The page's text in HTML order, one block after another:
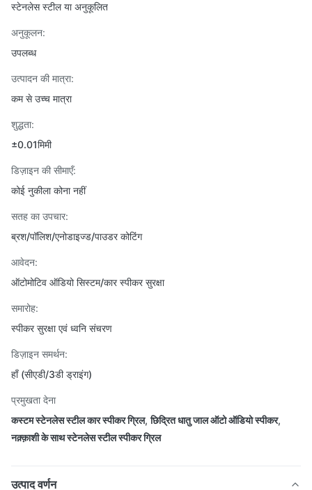
स्टेनलेस स्टील या अनुकूलित
अनुकूलन:
उपलब्ध
उत्पादन की मात्रा:
कम से उच्च मात्रा
शुद्धता:
±0.01मिमी
डिज़ाइन की सीमाएँ:
कोई नुकीला कोना नहीं
सतह का उपचार:
ब्रश/पॉलिश/एनोडाइज्ड/पाउडर कोटिंग
आवेदन:
ऑटोमोटिव ऑडियो सिस्टम/कार स्पीकर सुरक्षा
समारोह:
स्पीकर सुरक्षा एवं ध्वनि संचरण
डिज़ाइन समर्थन:
हाँ (सीएडी/3डी ड्राइंग)
प्रमुखता देना
कस्टम स्टेनलेस स्टील कार स्पीकर ग्रिल,छिद्रित धातु जाल ऑटो ऑडियो स्पीकर,
नक़्क़ाशी के साथ स्टेनलेस स्टील स्पीकर ग्रिल
उत्पाद वर्णन